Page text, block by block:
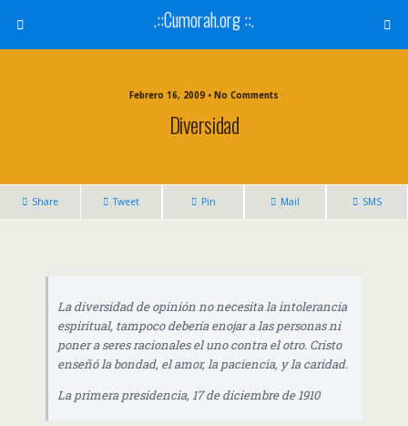
.::Cumorah.org ::.
Febrero 16, 2009 • No Comments
Diversidad
Share Tweet Pin Mail SMS
La diversidad de opinión no necesita la intolerancia
espiritual, tampoco debería enojar a las personas ni
poner a seres racionales el uno contra el otro. Cristo
enseñó la bondad, el amor, la paciencia, y la caridad.
La primera presidencia, 17 de diciembre de 1910